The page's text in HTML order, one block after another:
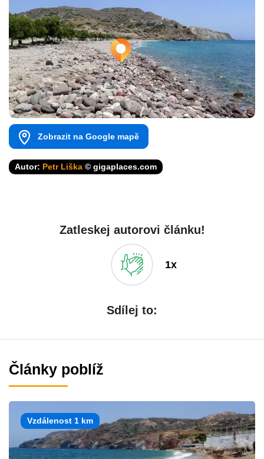
Zobrazit na Google mapě
Autor: Petr Liška © gigaplaces.com
Zatleskej autorovi článku!
1x
Sdílej to:
Články poblíž
Vzdálenost 1 km